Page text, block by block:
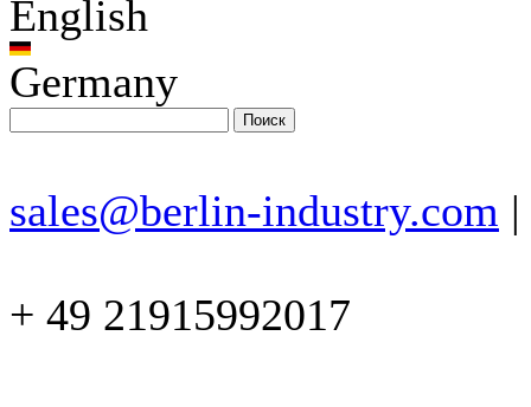
English
Germany
sales@berlin-industry.com |
+ 49 21915992017